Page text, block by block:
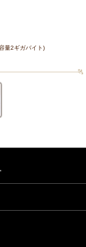
量2ギガバイト)